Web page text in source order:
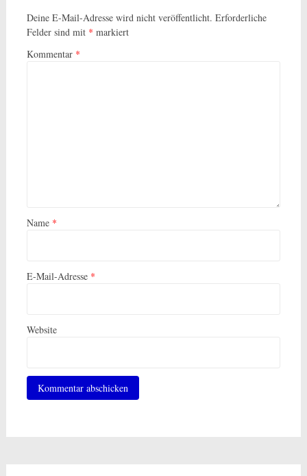
Deine E-Mail-Adresse wird nicht veröffentlicht. Erforderliche
Felder sind mit * markiert
Kommentar *
Name *
E-Mail-Adresse *
Website